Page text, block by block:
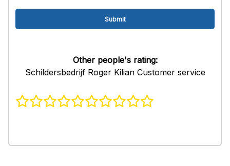
Other people's rating:
Schildersbedrijf Roger Kilian Customer service